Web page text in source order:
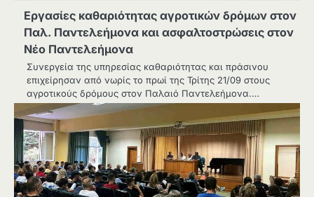
Εργασίες καθαριότητας αγροτικών δρόμων στον
Παλ. Παντελεήμονα και ασφαλτοστρώσεις στον
Νέο Παντελεήμονα
Συνεργεία της υπηρεσίας καθαριότητας και πράσινου
επιχείρησαν από νωρίς το πρωί της Τρίτης 21/09 στους
αγροτικούς δρόμους στον Παλαιό Παντελεήμονα.…